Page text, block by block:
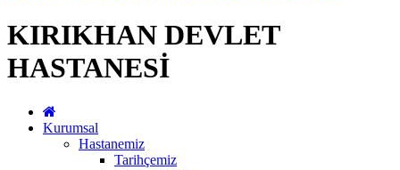
KIRIKHAN DEVLET
HASTANESİ
Kurumsal
Hastanemiz
Tarihçemiz